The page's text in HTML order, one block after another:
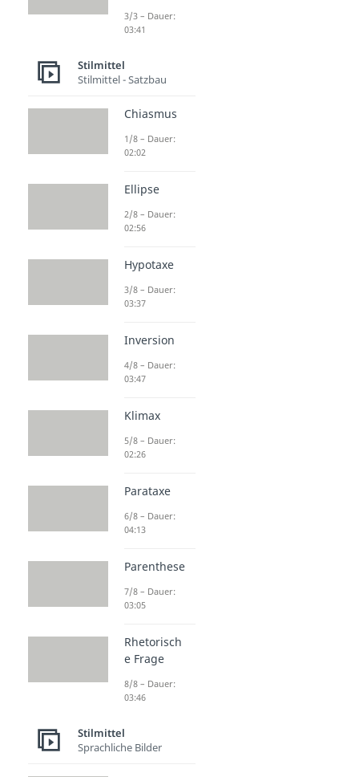
3/3 – Dauer:
03:41
Stilmittel
Stilmittel - Satzbau
Chiasmus
1/8 – Dauer:
02:02
Ellipse
2/8 – Dauer:
02:56
Hypotaxe
3/8 – Dauer:
03:37
Inversion
4/8 – Dauer:
03:47
Klimax
5/8 – Dauer:
02:26
Parataxe
6/8 – Dauer:
04:13
Parenthese
7/8 – Dauer:
03:05
Rhetorisch
e Frage
8/8 – Dauer:
03:46
Stilmittel
Sprachliche Bilder